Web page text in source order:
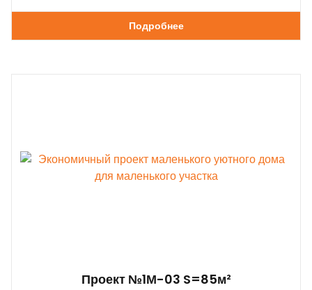
Подробнее
Проект №1М-03 S=85м²